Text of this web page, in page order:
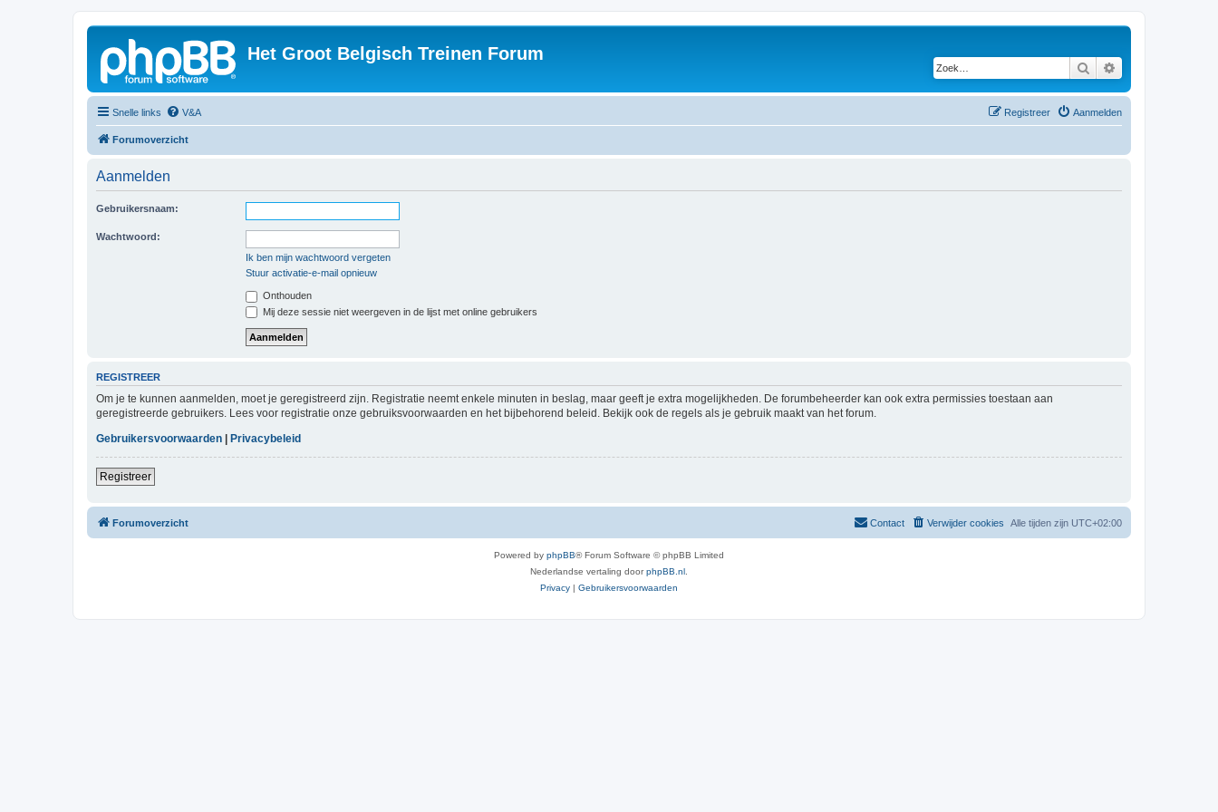
Het Groot Belgisch Treinen Forum
Zoek
Snelle links V&A Aanmelden
Registreer
Forumoverzicht
Aanmelden
Gebruikersnaam:
Wachtwoord:
Ik ben mijn wachtwoord vergeten
Stuur activatie-e-mail opnieuw
Onthouden
Mij deze sessie niet weergeven in de lijst met online gebruikers
REGISTREER
Om je te kunnen aanmelden, moet je geregistreerd zijn. Registratie neemt enkele minuten in beslag, maar geeft je extra mogelijkheden. De forumbeheerder kan ook extra permissies toestaan aan
geregistreerde gebruikers. Lees voor registratie onze gebruiksvoorwaarden en het bijbehorend beleid. Bekijk ook de regels als je gebruik maakt van het forum.
Gebruikersvoorwaarden | Privacybeleid
Registreer
Forumoverzicht Alle tijden zijn UTC+02:00
Verwijder cookies
Contact
Powered by phpBB® Forum Software © phpBB Limited
Nederlandse vertaling doorphpBB.nl
Privacy | Gebruikersvoorwaarden